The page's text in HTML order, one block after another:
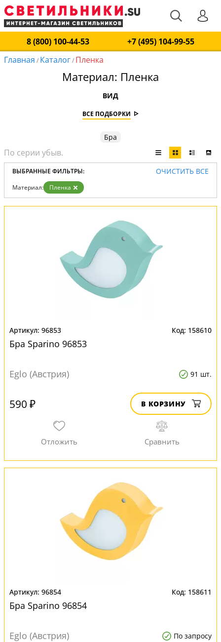
8 (800) 100-44-53
+7 (495) 104-99-55
Главная / Каталог/ Пленка
Материал: Пленка
ВИД
ВСЕ ПОДБОРКИ
Бра
ВЫБРАННЫЕ ФИЛЬТРЫ: ОЧИСТИТЬ ВСЕ
Материал: Пленка
96853 158610
Бра Sparino 96853
Eglo (Австрия) 91 шт.
590 ₽ В КОРЗИНУ
96854 158611
Бра Sparino 96854
Eglo (Австрия) По запросу